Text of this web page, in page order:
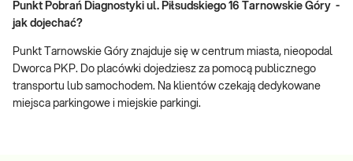
Punkt Pobrań Diagnostyki ul. Piłsudskiego 16 Tarnowskie Góry -
jak dojechać?
Punkt Tarnowskie Góry znajduje się w centrum miasta, nieopodal
Dworca PKP. Do placówki dojedziesz za pomocą publicznego
transportu lub samochodem. Na klientów czekają dedykowane
miejsca parkingowe i miejskie parkingi.